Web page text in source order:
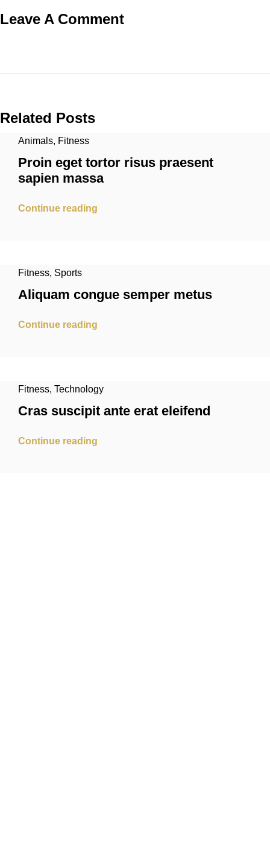
Leave A Comment
Related Posts
Animals, Fitness
Proin eget tortor risus praesent
sapien massa
Continue reading
Fitness, Sports
Aliquam congue semper metus
Continue reading
Fitness, Technology
Cras suscipit ante erat eleifend
Continue reading